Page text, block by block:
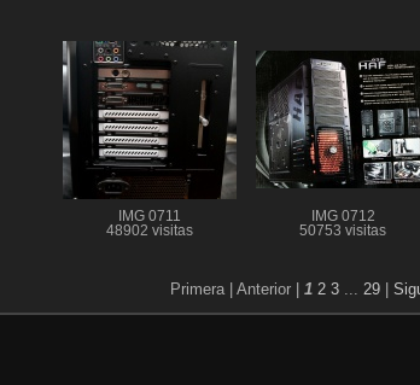
IMG 0711
48902 visitas
IMG 0712
50753 visitas
Primera | Anterior | 1 2 3... 29